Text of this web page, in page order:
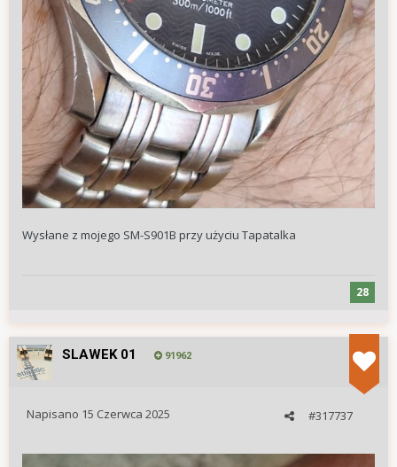
Wysłane z mojego SM-S901B przy użyciu Tapatalka
28
SLAWEK 01 91962
#317737
Napisano 15 Czerwca 2025